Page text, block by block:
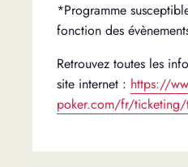
*Programme
fonction des
Retrouvez toutes les
site internet : https://
poker.com/fr/